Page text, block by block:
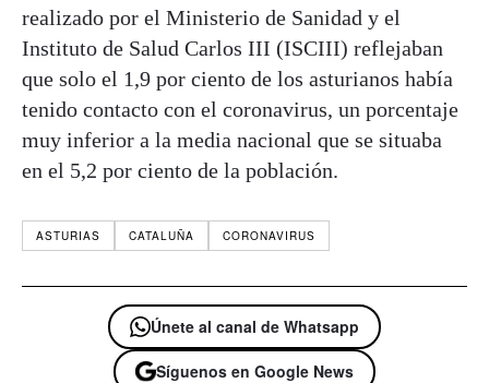
realizado por el Ministerio de Sanidad y el
Instituto de Salud Carlos III (ISCIII) reflejaban
que solo el 1,9 por ciento de los asturianos había
tenido contacto con el coronavirus, un porcentaje
muy inferior a la media nacional que se situaba
en el 5,2 por ciento de la población.
ASTURIAS CATALUÑA CORONAVIRUS
Únete al canal de Whatsapp
Síguenos en Google News